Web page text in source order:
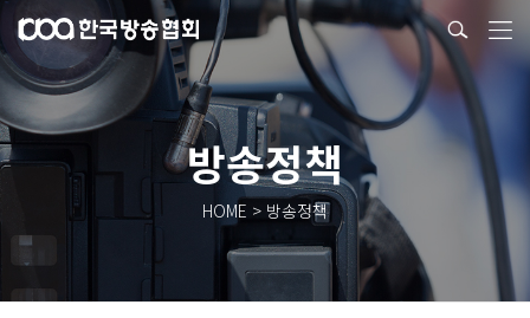
방송정책
HOME > 방송정책